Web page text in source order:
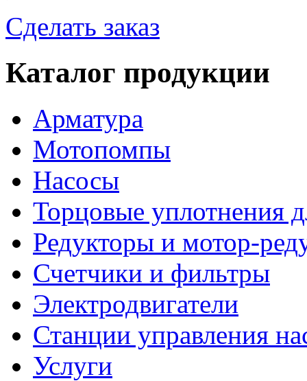
Сделать заказ
Каталог продукции
Арматура
Мотопомпы
Насосы
Торцовые уплотнения
Редукторы и мотор-
Счетчики и фильтры
Электродвигатели
Станции управления
Услуги